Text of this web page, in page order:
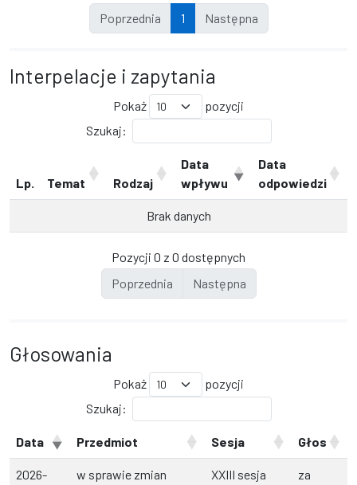
Poprzednia
1 Następna
Interpelacje i zapytania
Pokaż
pozycji
Szukaj:
Lp. Temat Rodzaj
Data
wpływu
Data
odpowiedzi
Brak danych
Pozycji 0 z 0 dostępnych
Poprzednia
Następna
Głosowania
Pokaż
pozycji
Szukaj:
Data Przedmiot Sesja Głos
2026-
w sprawie zmian
XXIII sesja
za